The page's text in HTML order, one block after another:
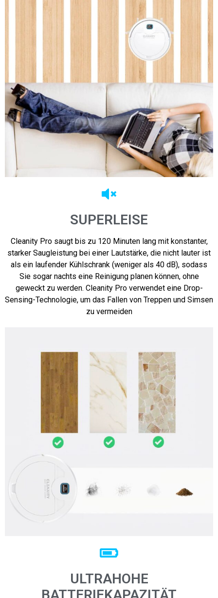
SUPERLEISE
Cleanity Pro saugt bis zu 120 Minuten lang mit konstanter,
starker Saugleistung bei einer Lautstärke, die nicht lauter ist
als ein laufender Kühlschrank (weniger als 40 dB), sodass
Sie sogar nachts eine Reinigung planen können, ohne
geweckt zu werden. Cleanity Pro verwendet eine Drop-
Sensing-Technologie, um das Fallen von Treppen und Simsen
zu vermeiden
ULTRAHOHE